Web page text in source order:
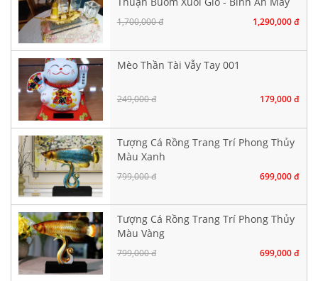
Mắn
1,700,000 đ 1,290,000 đ
Mèo Thần Tài Vẫy Tay 001
249,000 đ 179,000 đ
Tượng Cá Rồng Trang Trí Phong Thủy
Màu Xanh
799,000 đ 699,000 đ
Tượng Cá Rồng Trang Trí Phong Thủy
Màu Vàng
799,000 đ 699,000 đ